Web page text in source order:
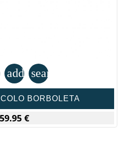
add_shopping_cart
search
BORBOLETA
59.95 €